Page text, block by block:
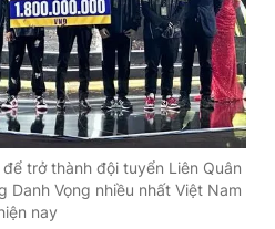
trở thành đội tuyển Liên Quân
Danh Vọng nhiều nhất Việt Nam
nay